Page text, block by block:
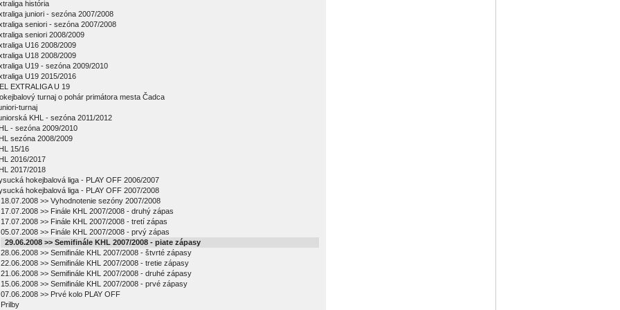
história
juniori - sezóna 2007/2008
seniori - sezóna 2007/2008
seniori 2008/2009
U16 2008/2009
U18 2008/2009
U19 - sezóna 2009/2010
U19 2015/2016
EXTRALIGA U 19
turnaj o pohár primátora mesta Čadca
turnaj
KHL - sezóna 2011/2012
- sezóna 2009/2010
sezóna 2008/2009
15/16
2016/2017
2017/2018
hokejbalová liga - PLAY OFF 2006/2007
hokejbalová liga - PLAY OFF 2007/2008
18.07.2008 >> Vyhodnotenie sezóny 2007/2008
17.07.2008 >> Finále KHL 2007/2008 - druhý zápas
17.07.2008 >> Finále KHL 2007/2008 - tretí zápas
05.07.2008 >> Finále KHL 2007/2008 - prvý zápas
29.06.2008 >> Semifinále KHL 2007/2008 - piate zápasy
28.06.2008 >> Semifinále KHL 2007/2008 - štvrté zápasy
22.06.2008 >> Semifinále KHL 2007/2008 - tretie zápasy
21.06.2008 >> Semifinále KHL 2007/2008 - druhé zápasy
15.06.2008 >> Semifinále KHL 2007/2008 - prvé zápasy
07.06.2008 >> Prvé kolo PLAY OFF
Prilby